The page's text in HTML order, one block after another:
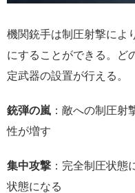
機関銃手は制圧射撃によ
にすることができる。ど
定武器の設置が行える。
銃弾の嵐 ：敵への制圧射
性が増す
集中攻撃 ：完全制圧状態
状態になる